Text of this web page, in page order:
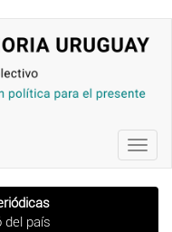
del país